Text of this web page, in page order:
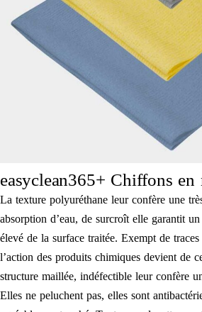
easyclean365+ Chiffons
La texture polyuréthane leur confère une
absorption d’eau, de surcroît elle garantit
élevé de la surface traitée. Exempt de traces
l’action des produits chimiques devient de
structure maillée, indéfectible leur confère
Elles ne peluchent pas, elles sont